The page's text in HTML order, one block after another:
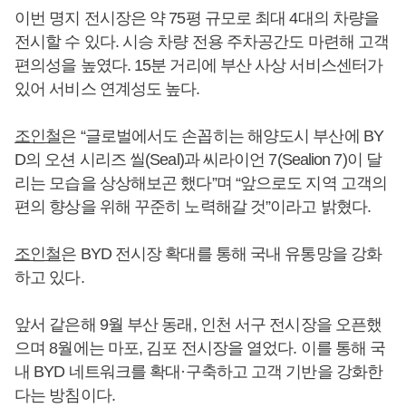
이번 명지 전시장은 약 75평 규모로 최대 4대의 차량을
전시할 수 있다. 시승 차량 전용 주차공간도 마련해 고객
편의성을 높였다. 15분 거리에 부산 사상 서비스센터가
있어 서비스 연계성도 높다.
조인철은 “글로벌에서도 손꼽히는 해양도시 부산에 BY
D의 오션 시리즈 씰(Seal)과 씨라이언 7(Sealion 7)이 달
리는 모습을 상상해보곤 했다”며 “앞으로도 지역 고객의
편의 향상을 위해 꾸준히 노력해갈 것”이라고 밝혔다.
조인철은 BYD 전시장 확대를 통해 국내 유통망을 강화
하고 있다.
앞서 같은해 9월 부산 동래, 인천 서구 전시장을 오픈했
으며 8월에는 마포, 김포 전시장을 열었다. 이를 통해 국
내 BYD 네트워크를 확대·구축하고 고객 기반을 강화한
다는 방침이다.